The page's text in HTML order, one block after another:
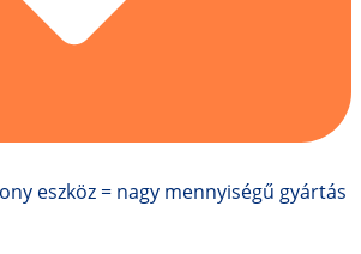
eszköz = nagy mennyiségű gyártás